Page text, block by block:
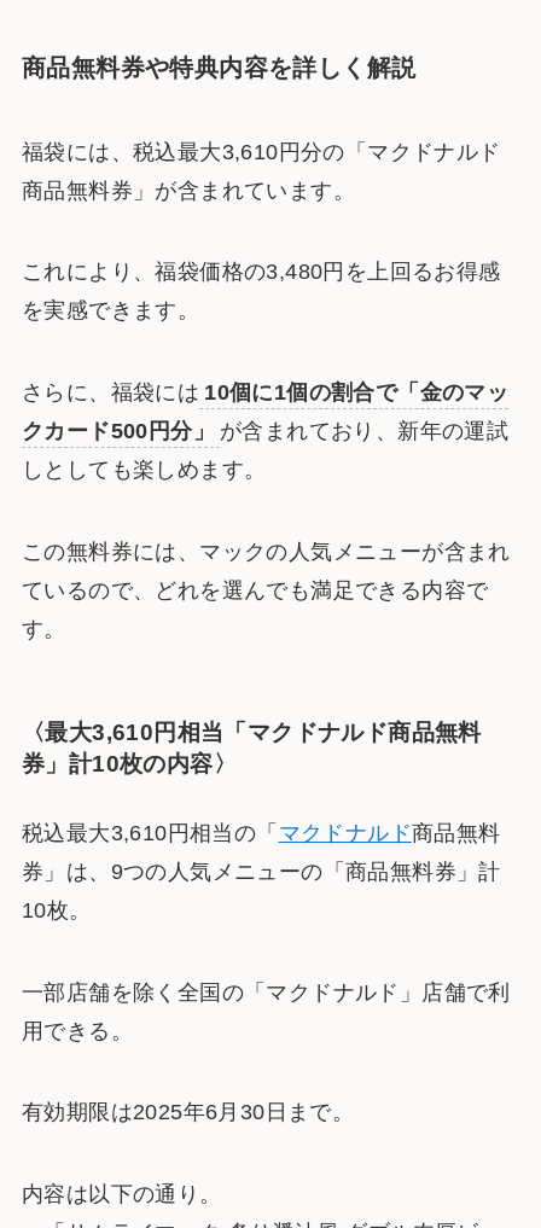
商品無料券や特典内容を詳しく解説
福袋には、税込最大3,610円分の「マクドナルド
商品無料券」が含まれています。
これにより、福袋価格の3,480円を上回るお得感
を実感できます。
さらに、福袋には 10個に1個の割合で「金のマッ
クカード500円分」
が含まれており、新年の運試
しとしても楽しめます。
この無料券には、マックの人気メニューが含まれ
ているので、どれを選んでも満足できる内容で
す。
〈最大3,610円相当「マクドナルド商品無料
券」計10枚の内容〉
税込最大3,610円相当の「 マクドナルド商品無料
券」は、9つの人気メニューの「商品無料券」計
10枚。
一部店舗を除く全国の「マクドナルド」店舗で利
用できる。
有効期限は2025年6月30日まで。
内容は以下の通り。